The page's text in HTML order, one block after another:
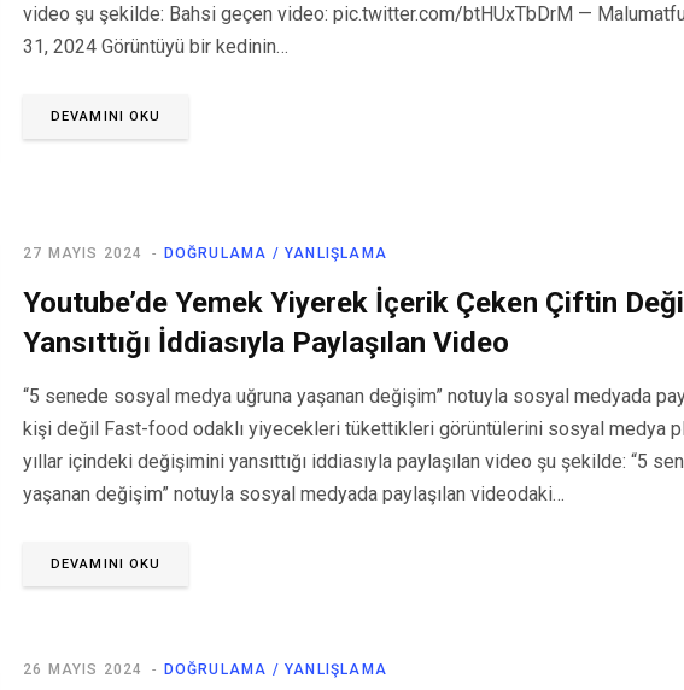
video şu şekilde: Bahsi geçen video: pic.twitter.com/btHUxTbDrM —
31, 2024 Görüntüyü bir kedinin…
DEVAMINI OKU
DOĞRULAMA / YANLIŞLAMA
27 MAYIS 2024
Youtube’de Yemek Yiyerek İçerik Çeken Çiftin
Yansıttığı İddiasıyla Paylaşılan Video
“5 senede sosyal medya uğruna yaşanan değişim” notuyla sosyal medyada
kişi değil Fast-food odaklı yiyecekleri tükettikleri görüntülerini sosyal medya
yıllar içindeki değişimini yansıttığı iddiasıyla paylaşılan video şu şekilde: “5
yaşanan değişim” notuyla sosyal medyada paylaşılan videodaki…
DEVAMINI OKU
DOĞRULAMA / YANLIŞLAMA
26 MAYIS 2024